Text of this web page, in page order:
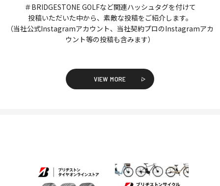
＃BRIDGESTONE GOLFなど関連ハッシュタグを付けて
投稿いただいた中から、素敵な投稿をご紹介します。
（当社公式Instagramアカウント、当社契約プロのInstagramアカ
ウント等の投稿も含みます）
VIEW MORE